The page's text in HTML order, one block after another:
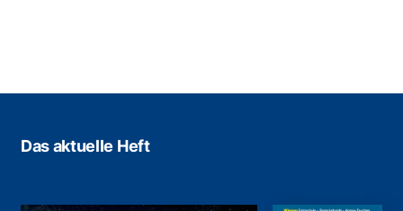
Das aktuelle Heft